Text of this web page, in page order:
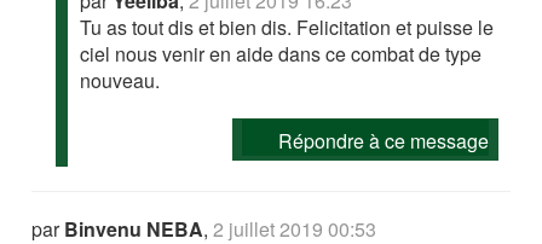
Tu as tout dis et bien dis. Felicitation et puisse le
ciel nous venir en aide dans ce combat de type
nouveau.
Répondre à ce message
parBinvenu NEBA,2 juillet 2019 00:53